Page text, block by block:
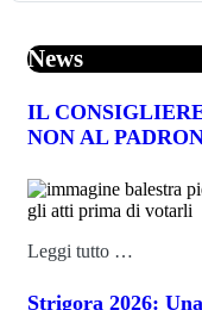
News
IL
NON AL
Leggi tutto …
Strigora 2026: